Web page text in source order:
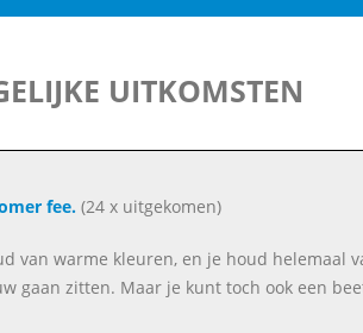
UITKOMSTEN
fee.(24 x uitgekomen)
van warme kleuren, en je houd helemaal
gaan zitten. Maar je kunt toch ook een